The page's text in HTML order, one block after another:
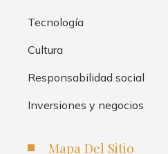
Tecnología
Cultura
Responsabilidad social
Inversiones y negocios
Mapa Del Sitio